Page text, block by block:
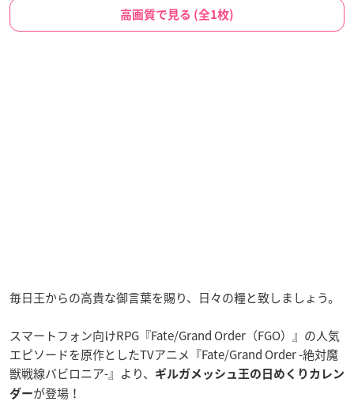
高画質で見る (全1枚)
毎日王からの高貴な御言葉を賜り、日々の糧と致しましょう。
スマートフォン向けRPG『Fate/Grand Order（FGO）』の人気
エピソードを原作としたTVアニメ『Fate/Grand Order -絶対魔
獣戦線バビロニア-』より、
ギルガメッシュ王の日めくりカレン
ダーが登場！